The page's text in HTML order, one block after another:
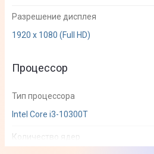
Разрешение дисплея
1920 х 1080 (Full HD)
Процессор
Тип процессора
Intel Core i3-10300T
Количество ядер